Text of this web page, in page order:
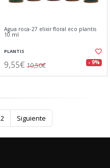
Agua roca-27 elixir floral eco plantis
10 ml
PLANTIS
9,55€ 10,50€ - 9%
2 Siguiente